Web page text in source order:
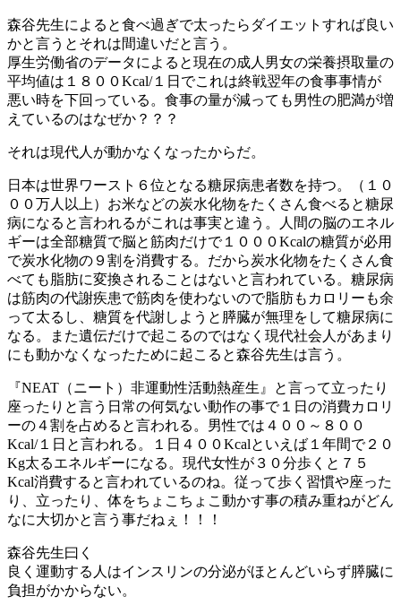
森谷先生によると食べ過ぎで太ったらダイエットすれば良い
かと言うとそれは間違いだと言う。
厚生労働省のデータによると現在の成人男女の栄養摂取量の
平均値は１８００Kcal/１日でこれは終戦翌年の食事事情が
悪い時を下回っている。食事の量が減っても男性の肥満が増
えているのはなぜか？？？
それは現代人が動かなくなったからだ。
日本は世界ワースト６位となる糖尿病患者数を持つ。（１０
００万人以上）お米などの炭水化物をたくさん食べると糖尿
病になると言われるがこれは事実と違う。人間の脳のエネル
ギーは全部糖質で脳と筋肉だけで１０００Kcalの糖質が必用
で炭水化物の９割を消費する。だから炭水化物をたくさん食
べても脂肪に変換されることはないと言われている。糖尿病
は筋肉の代謝疾患で筋肉を使わないので脂肪もカロリーも余
って太るし、糖質を代謝しようと膵臓が無理をして糖尿病に
なる。また遺伝だけで起こるのではなく現代社会人があまり
にも動かなくなったために起こると森谷先生は言う。
『NEAT（ニート）非運動性活動熱産生』と言って立ったり
座ったりと言う日常の何気ない動作の事で１日の消費カロリ
ーの４割を占めると言われる。男性では４００～８００
Kcal/１日と言われる。１日４００Kcalといえば１年間で２０
Kg太るエネルギーになる。現代女性が３０分歩くと７５
Kcal消費すると言われているのね。従って歩く習慣や座った
り、立ったり、体をちょこちょこ動かす事の積み重ねがどん
なに大切かと言う事だねぇ！！！
森谷先生曰く
良く運動する人はインスリンの分泌がほとんどいらず膵臓に
負担がかからない。